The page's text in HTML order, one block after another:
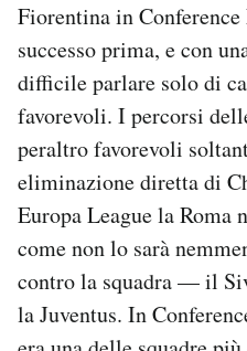
Fiorentina in
successo prima, e con
difficile parlare solo di
favorevoli. I percorsi
peraltro favorevoli
eliminazione diretta di
Europa League la Roma
come non lo sarà
contro la squadra — il
la Juventus. In